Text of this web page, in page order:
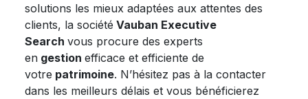
solutions les mieux adaptées aux attentes des
clients, la société Vauban Executive
Search vous procure des experts
en gestion efficace et efficiente de
votre patrimoine. N’hésitez pas à la contacter
dans les meilleurs délais et vous bénéficierez